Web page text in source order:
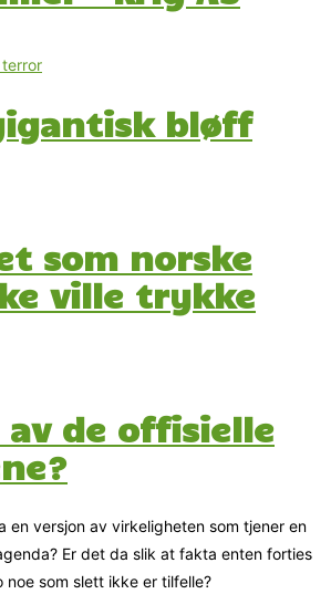
bløff
som norske
ville trykke
av de offisielle
en versjon av virkeligheten som tjener en
Er det da slik at fakta enten forties
noe som slett ikke er tilfelle?